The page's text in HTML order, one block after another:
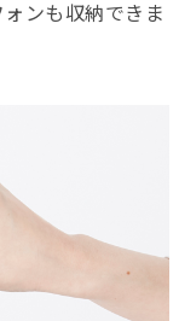
ンも収納できま